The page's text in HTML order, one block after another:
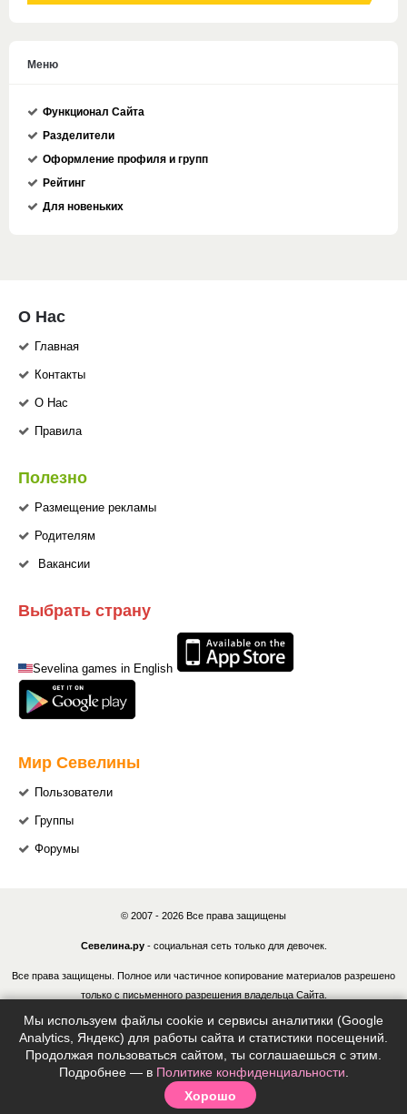
Меню
Функционал Сайта
Разделители
Оформление профиля и групп
Рейтинг
Для новеньких
О Нас
Главная
Контакты
О Нас
Правила
Полезно
Размещение рекламы
Родителям
Вакансии
Выбрать страну
Sevelina games in English
Мир Севелины
Пользователи
Группы
Форумы
© 2007 - 2026 Все права защищены
Севелина.ру- социальная сеть только для девочек.
Все права защищены. Полное или частичное копирование материалов разрешено
только с письменного разрешения владельца Сайта.
В случае обнаружения нарушений, виновные лица могут быть привлечены к
ответственности в соответствии с действующим законодательством Российской
Федерации.
Согласие на обработку ПДн
Мы используем файлы cookie и сервисы аналитики (Google
Analytics, Яндекс) для работы сайта и статистики посещений.
Продолжая пользоваться сайтом, ты соглашаешься с этим.
Подробнее — в Политике конфиденциальности
Хорошо